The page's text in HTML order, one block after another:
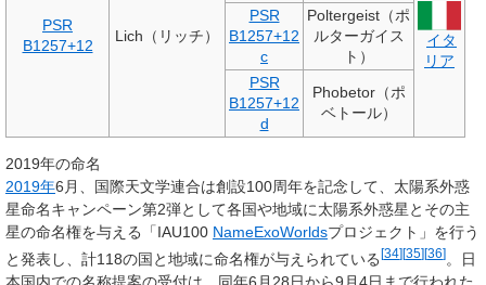
PSR
B1257+12
Lich（リッチ）
イタ
リア
PSR
B1257+12
c
Poltergeist（ポ
ルターガイス
ト）
PSR
B1257+12
d
Phobetor（ポ
ベトール）
2019年の命名
2019年6月、国際天文学連合は創設100周年を記念して、太陽系外惑
星命名キャンペーン第2弾として各国や地域に太陽系外惑星とその主
星の命名権を与える「IAU100 NameExoWorldsプロジェクト」を行う
と発表し、計118の国と地域に命名権が与えられている [34][35][36] 。日